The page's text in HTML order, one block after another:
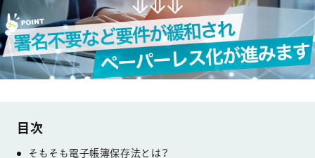
そもそも電子帳簿保存法とは？